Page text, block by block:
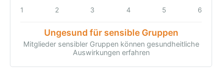
1 2 3 4 5 6
Ungesund für sensible Gruppen
Mitglieder sensibler Gruppen können gesundheitliche
Auswirkungen erfahren